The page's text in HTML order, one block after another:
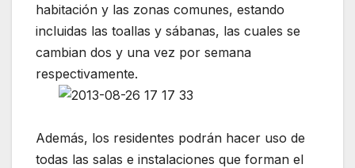
habitación y las zonas comunes, estando
incluidas las toallas y sábanas, las cuales se
cambian dos y una vez por semana
respectivamente.
Además, los residentes podrán hacer uso de
todas las salas e instalaciones que forman el